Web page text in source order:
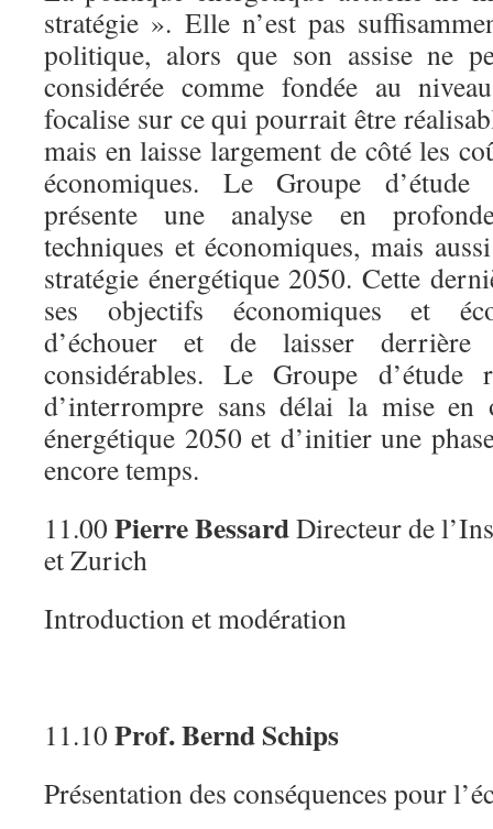
stratégie ». Elle n’est pas
politique, alors que son assise ne
considérée comme fondée au
focalise sur ce qui pourrait être
mais en laisse largement de côté les
économiques. Le Groupe d’étude
présente une analyse en
techniques et économiques, mais
stratégie énergétique 2050. Cette
ses objectifs économiques et
d’échouer et de laisser derrière
considérables. Le Groupe d’étude
d’interrompre sans délai la mise en
énergétique 2050 et d’initier une
encore temps.
11.00Pierre BessardDirecteur de
et Zurich
Introduction et modération
11.10Prof. Bernd Schips
Présentation des conséquences pour